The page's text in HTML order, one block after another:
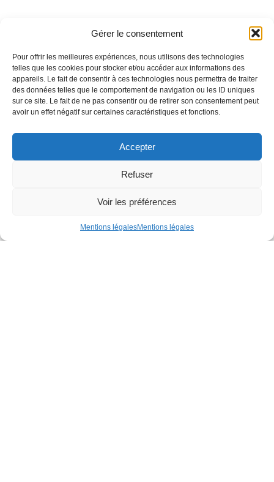
Gérer le consentement
Pour offrir les meilleures expériences, nous utilisons des technologies
telles que les cookies pour stocker et/ou accéder aux informations des
appareils. Le fait de consentir à ces technologies nous permettra de traiter
des données telles que le comportement de navigation ou les ID uniques
sur ce site. Le fait de ne pas consentir ou de retirer son consentement peut
avoir un effet négatif sur certaines caractéristiques et fonctions.
Accepter
Refuser
Voir les préférences
Mentions légalesMentions légales